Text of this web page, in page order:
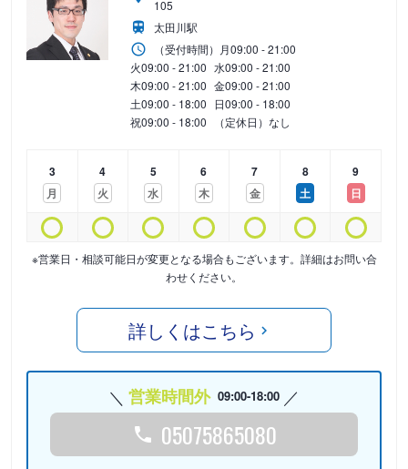
105
太田川駅
（受付時間） 月09:00 - 21:00
火09:00 - 21:00 水09:00 - 21:00
木09:00 - 21:00 金09:00 - 21:00
土09:00 - 18:00 日09:00 - 18:00
祝09:00 - 18:00 （定休日）なし
3
月
4
火
5
水
6
木
7
金
8
土
9
日
※営業日・相談可能日が変更となる場合もございます。詳細はお問い合
わせください。
詳しくはこちら
営業時間外 09:00-18:00
05075865080